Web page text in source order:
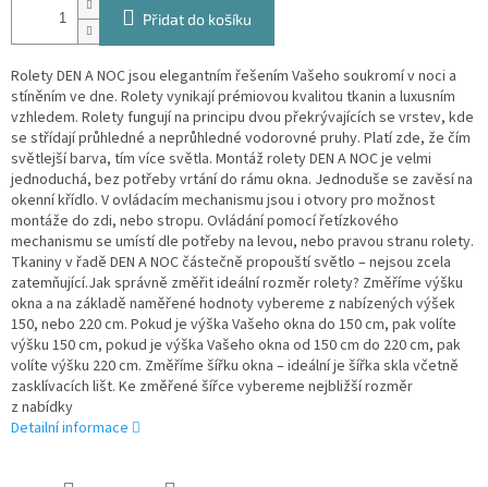
Přidat do košíku
Rolety DEN A NOC jsou elegantním řešením Vašeho soukromí v noci a
stíněním ve dne. Rolety vynikají prémiovou kvalitou tkanin a luxusním
vzhledem. Rolety fungují na principu dvou překrývajících se vrstev, kde
se střídají průhledné a neprůhledné vodorovné pruhy. Platí zde, že čím
světlejší barva, tím více světla. Montáž rolety DEN A NOC je velmi
jednoduchá, bez potřeby vrtání do rámu okna. Jednoduše se zavěsí na
okenní křídlo. V ovládacím mechanismu jsou i otvory pro možnost
montáže do zdi, nebo stropu. Ovládání pomocí řetízkového
mechanismu se umístí dle potřeby na levou, nebo pravou stranu rolety.
Tkaniny v řadě DEN A NOC částečně propouští světlo – nejsou zcela
zatemňující.Jak správně změřit ideální rozměr rolety? Změříme výšku
okna a na základě naměřené hodnoty vybereme z nabízených výšek
150, nebo 220 cm. Pokud je výška Vašeho okna do 150 cm, pak volíte
výšku 150 cm, pokud je výška Vašeho okna od 150 cm do 220 cm, pak
volíte výšku 220 cm. Změříme šířku okna – ideální je šířka skla včetně
zasklívacích lišt. Ke změřené šířce vybereme nejbližší rozměr
z nabídky
Detailní informace